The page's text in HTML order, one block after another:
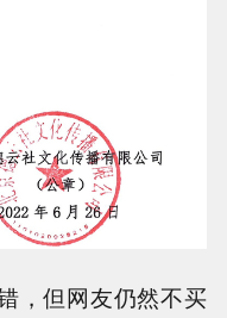
，但网友仍然不买